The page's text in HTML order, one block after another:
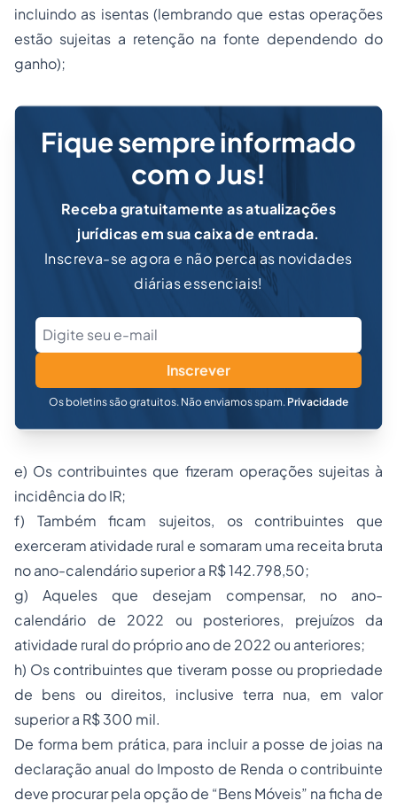
incluindo as isentas (lembrando que estas operações
estão sujeitas a retenção na fonte dependendo do
ganho);
Fique sempre informado
com o Jus!
Receba gratuitamente as atualizações
jurídicas em sua caixa de entrada.
Inscreva-se agora e não perca as novidades
diárias essenciais!
Inscrever
Os boletins são gratuitos. Não enviamos spam. Privacidade
e) Os contribuintes que fizeram operações sujeitas à
incidência do IR;
f) Também ficam sujeitos, os contribuintes que
exerceram atividade rural e somaram uma receita bruta
no ano-calendário superior a R$ 142.798,50;
g) Aqueles que desejam compensar, no ano-
calendário de 2022 ou posteriores, prejuízos da
atividade rural do próprio ano de 2022 ou anteriores;
h) Os contribuintes que tiveram posse ou propriedade
de bens ou direitos, inclusive terra nua, em valor
superior a R$ 300 mil.
De forma bem prática, para incluir a posse de joias na
declaração anual do Imposto de Renda o contribuinte
deve procurar pela opção de “Bens Móveis” na ficha de